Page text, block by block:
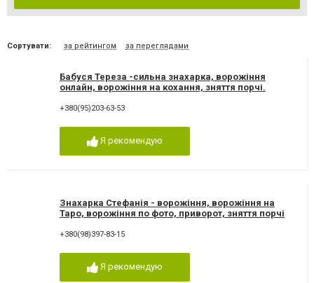
Сортувати: за рейтингом за переглядами
Бабуся Тереза -сильна знахарка, ворожіння
онлайн, ворожіння на кохання, зняття порчі.
+380(95)203-63-53
Я рекомендую
Знахарка Стефанія - ворожіння, ворожіння на
Таро, ворожіння по фото, приворот, зняття порчі
+380(98)397-83-15
Я рекомендую